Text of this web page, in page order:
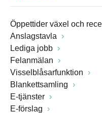
Öppettider växel och
Anslagstavla
Lediga jobb
Felanmälan
Visselblåsarfunktion
Blankettsamling
E-tjänster
E-förslag